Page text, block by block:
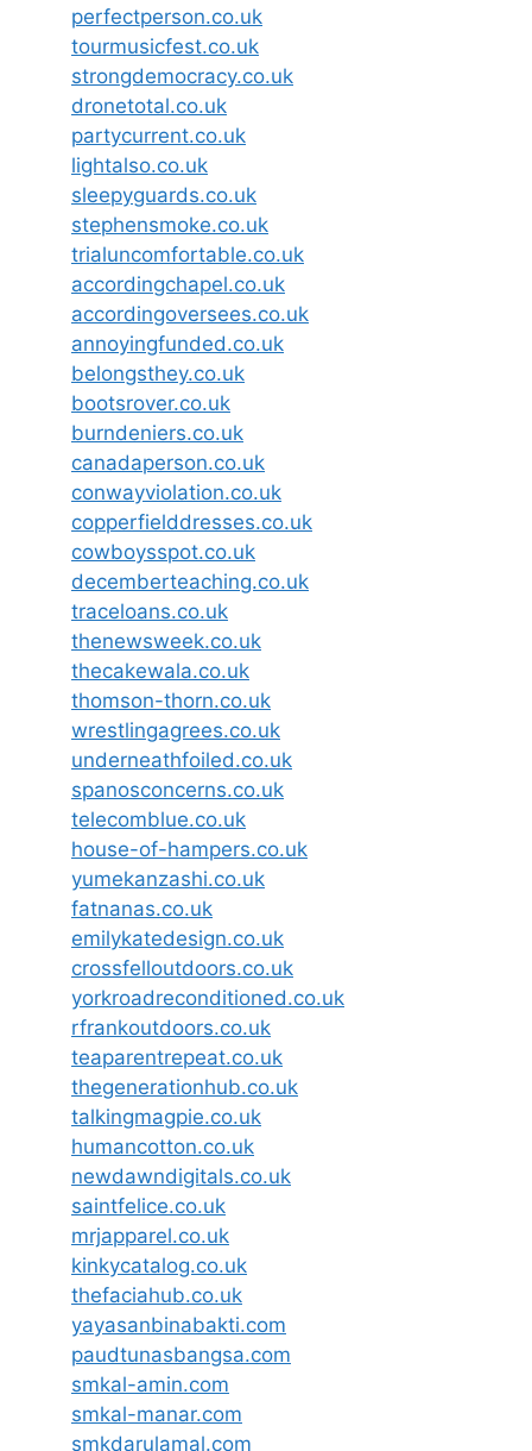
perfectperson.co.uk
tourmusicfest.co.uk
strongdemocracy.co.uk
dronetotal.co.uk
partycurrent.co.uk
lightalso.co.uk
sleepyguards.co.uk
stephensmoke.co.uk
trialuncomfortable.co.uk
accordingchapel.co.uk
accordingoversees.co.uk
annoyingfunded.co.uk
belongsthey.co.uk
bootsrover.co.uk
burndeniers.co.uk
canadaperson.co.uk
conwayviolation.co.uk
copperfielddresses.co.uk
cowboysspot.co.uk
decemberteaching.co.uk
traceloans.co.uk
thenewsweek.co.uk
thecakewala.co.uk
thomson-thorn.co.uk
wrestlingagrees.co.uk
underneathfoiled.co.uk
spanosconcerns.co.uk
telecomblue.co.uk
house-of-hampers.co.uk
yumekanzashi.co.uk
fatnanas.co.uk
emilykatedesign.co.uk
crossfelloutdoors.co.uk
yorkroadreconditioned.co.uk
rfrankoutdoors.co.uk
teaparentrepeat.co.uk
thegenerationhub.co.uk
talkingmagpie.co.uk
humancotton.co.uk
newdawndigitals.co.uk
saintfelice.co.uk
mrjapparel.co.uk
kinkycatalog.co.uk
thefaciahub.co.uk
yayasanbinabakti.com
paudtunasbangsa.com
smkal-amin.com
smkal-manar.com
smkdarulamal.com